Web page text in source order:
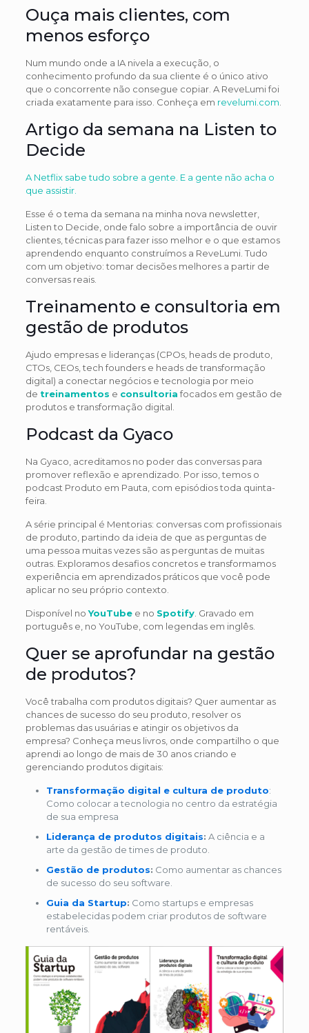
Ouça mais clientes, com
menos esforço
Num mundo onde a IA nivela a execução, o
conhecimento profundo da sua cliente é o único ativo
que o concorrente não consegue copiar. A ReveLumi foi
criada exatamente para isso. Conheça em revelumi.com
Artigo da semana na Listen to
Decide
A Netflix sabe tudo sobre a gente. E a gente não acha o
que assistir.
Esse é o tema da semana na minha nova newsletter,
Listen to Decide, onde falo sobre a importância de ouvir
clientes, técnicas para fazer isso melhor e o que estamos
aprendendo enquanto construímos a ReveLumi. Tudo
com um objetivo: tomar decisões melhores a partir de
conversas reais.
Treinamento e consultoria em
gestão de produtos
Ajudo empresas e lideranças (CPOs, heads de produto,
CTOs, CEOs, tech founders e heads de transformação
digital) a conectar negócios e tecnologia por meio
de treinamentos e consultoriafocados em gestão de
produtos e transformação digital.
Podcast da Gyaco
Na Gyaco, acreditamos no poder das conversas para
promover reflexão e aprendizado. Por isso, temos o
podcast Produto em Pauta, com episódios toda quinta-
feira.
A série principal é Mentorias: conversas com profissionais
de produto, partindo da ideia de que as perguntas de
uma pessoa muitas vezes são as perguntas de muitas
outras. Exploramos desafios concretos e transformamos
experiência em aprendizados práticos que você pode
aplicar no seu próprio contexto.
Disponível noYouTubee no Spotify. Gravado em
português e, no YouTube, com legendas em inglês.
Quer se aprofundar na gestão
de produtos?
Você trabalha com produtos digitais? Quer aumentar as
chances de sucesso do seu produto, resolver os
problemas das usuárias e atingir os objetivos da
empresa? Conheça meus livros, onde compartilho o que
aprendi ao longo de mais de 30 anos criando e
gerenciando produtos digitais:
Transformação digital e cultura de produto:
Como colocar a tecnologia no centro da estratégia
de sua empresa
Liderança de produtos digitais: A ciência e a
arte da gestão de times de produto.
Gestão de produtos: Como aumentar as chances
de sucesso do seu software.
Guia da Startup: Como startups e empresas
estabelecidas podem criar produtos de software
rentáveis.